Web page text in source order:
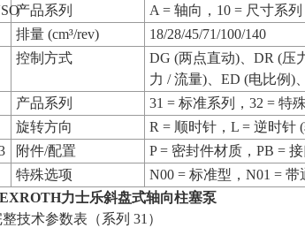
产品系列
A = 轴向，10 = 尺寸系
排量 (cm³/rev)
18/28/45/71/100/140
控制方式
DG (两点直动)、DR (压
力 / 流量)、ED (电比例)
产品系列
31 = 标准系列，32 = 特
旋转方向
R = 顺时针，L = 逆时针
附件/配置
P = 密封件材质，PB =
特殊选项
N00 = 标准型，N01 =
力士乐斜盘式轴向柱塞泵
技术参数表（系列 31）